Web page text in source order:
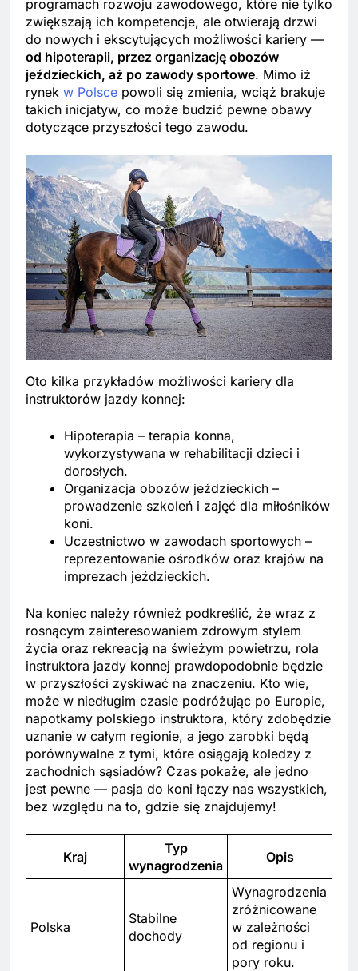
programach rozwoju zawodowego, które nie tylko
zwiększają ich kompetencje, ale otwierają drzwi
do nowych i ekscytujących możliwości kariery —
od hipoterapii, przez organizację obozów
jeździeckich, aż po zawody sportowe. Mimo iż
rynek w Polsce powoli się zmienia, wciąż brakuje
takich inicjatyw, co może budzić pewne obawy
dotyczące przyszłości tego zawodu.
Oto kilka przykładów możliwości kariery dla
instruktorów jazdy konnej:
Hipoterapia – terapia konna,
wykorzystywana w rehabilitacji dzieci i
dorosłych.
Organizacja obozów jeździeckich –
prowadzenie szkoleń i zajęć dla miłośników
koni.
Uczestnictwo w zawodach sportowych –
reprezentowanie ośrodków oraz krajów na
imprezach jeździeckich.
Na koniec należy również podkreślić, że wraz z
rosnącym zainteresowaniem zdrowym stylem
życia oraz rekreacją na świeżym powietrzu, rola
instruktora jazdy konnej prawdopodobnie będzie
w przyszłości zyskiwać na znaczeniu. Kto wie,
może w niedługim czasie podróżując po Europie,
napotkamy polskiego instruktora, który zdobędzie
uznanie w całym regionie, a jego zarobki będą
porównywalne z tymi, które osiągają koledzy z
zachodnich sąsiadów? Czas pokaże, ale jedno
jest pewne — pasja do koni łączy nas wszystkich,
bez względu na to, gdzie się znajdujemy!
Kraj
Typ
wynagrodzenia
Opis
Polska
Stabilne
dochody
Wynagrodzenia
zróżnicowane
w zależności
od regionu i
pory roku.